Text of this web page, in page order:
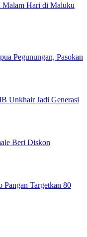
Hari di Maluku
Pegunungan, Pasokan
Unkhair Jadi Generasi
Beri Diskon
Pangan Targetkan 80